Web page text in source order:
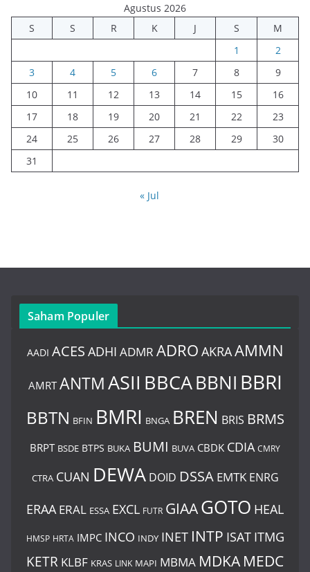
Agustus 2026
S
S R K J S
M
1
2
3
4 5 6 7 8
9
10
11 12 13 14 15
16
17
18 19 20 21 22
23
24
25 26 27 28 29
30
31
« Jul
Saham Populer
AADI ACES ADHI ADMR ADRO AKRAAMMN
AMRT ANTMASII BBCABBNI BBRI
BBTN BFIN BMRI BNGA BREN BRIS BRMS
BRPT BSDE BTPS BUKA BUMI BUVA CBDK CDIA CMRY
CTRA CUAN DEWA DOID DSSA EMTK ENRG
ERAA ERAL ESSA EXCL FUTR GIAAGOTO HEAL
HMSP HRTA IMPC INCO INDY INET INTP ISAT ITMG
KETR KLBF KRAS LINK MAPI MBMA MDKA MEDC